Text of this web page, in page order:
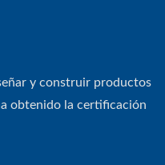
y construir productos
obtenido la certificación